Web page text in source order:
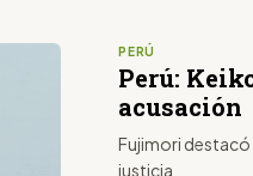
PERÚ
Perú:
acusación
Fujimori destacó
justicia